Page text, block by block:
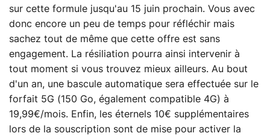
sur cette formule jusqu'au 15 juin prochain. Vous avec
donc encore un peu de temps pour réfléchir mais
sachez tout de même que cette offre est sans
engagement. La résiliation pourra ainsi intervenir à
tout moment si vous trouvez mieux ailleurs. Au bout
d'un an, une bascule automatique sera effectuée sur le
forfait 5G (150 Go, également compatible 4G) à
19,99€/mois. Enfin, les éternels 10€ supplémentaires
lors de la souscription sont de mise pour activer la